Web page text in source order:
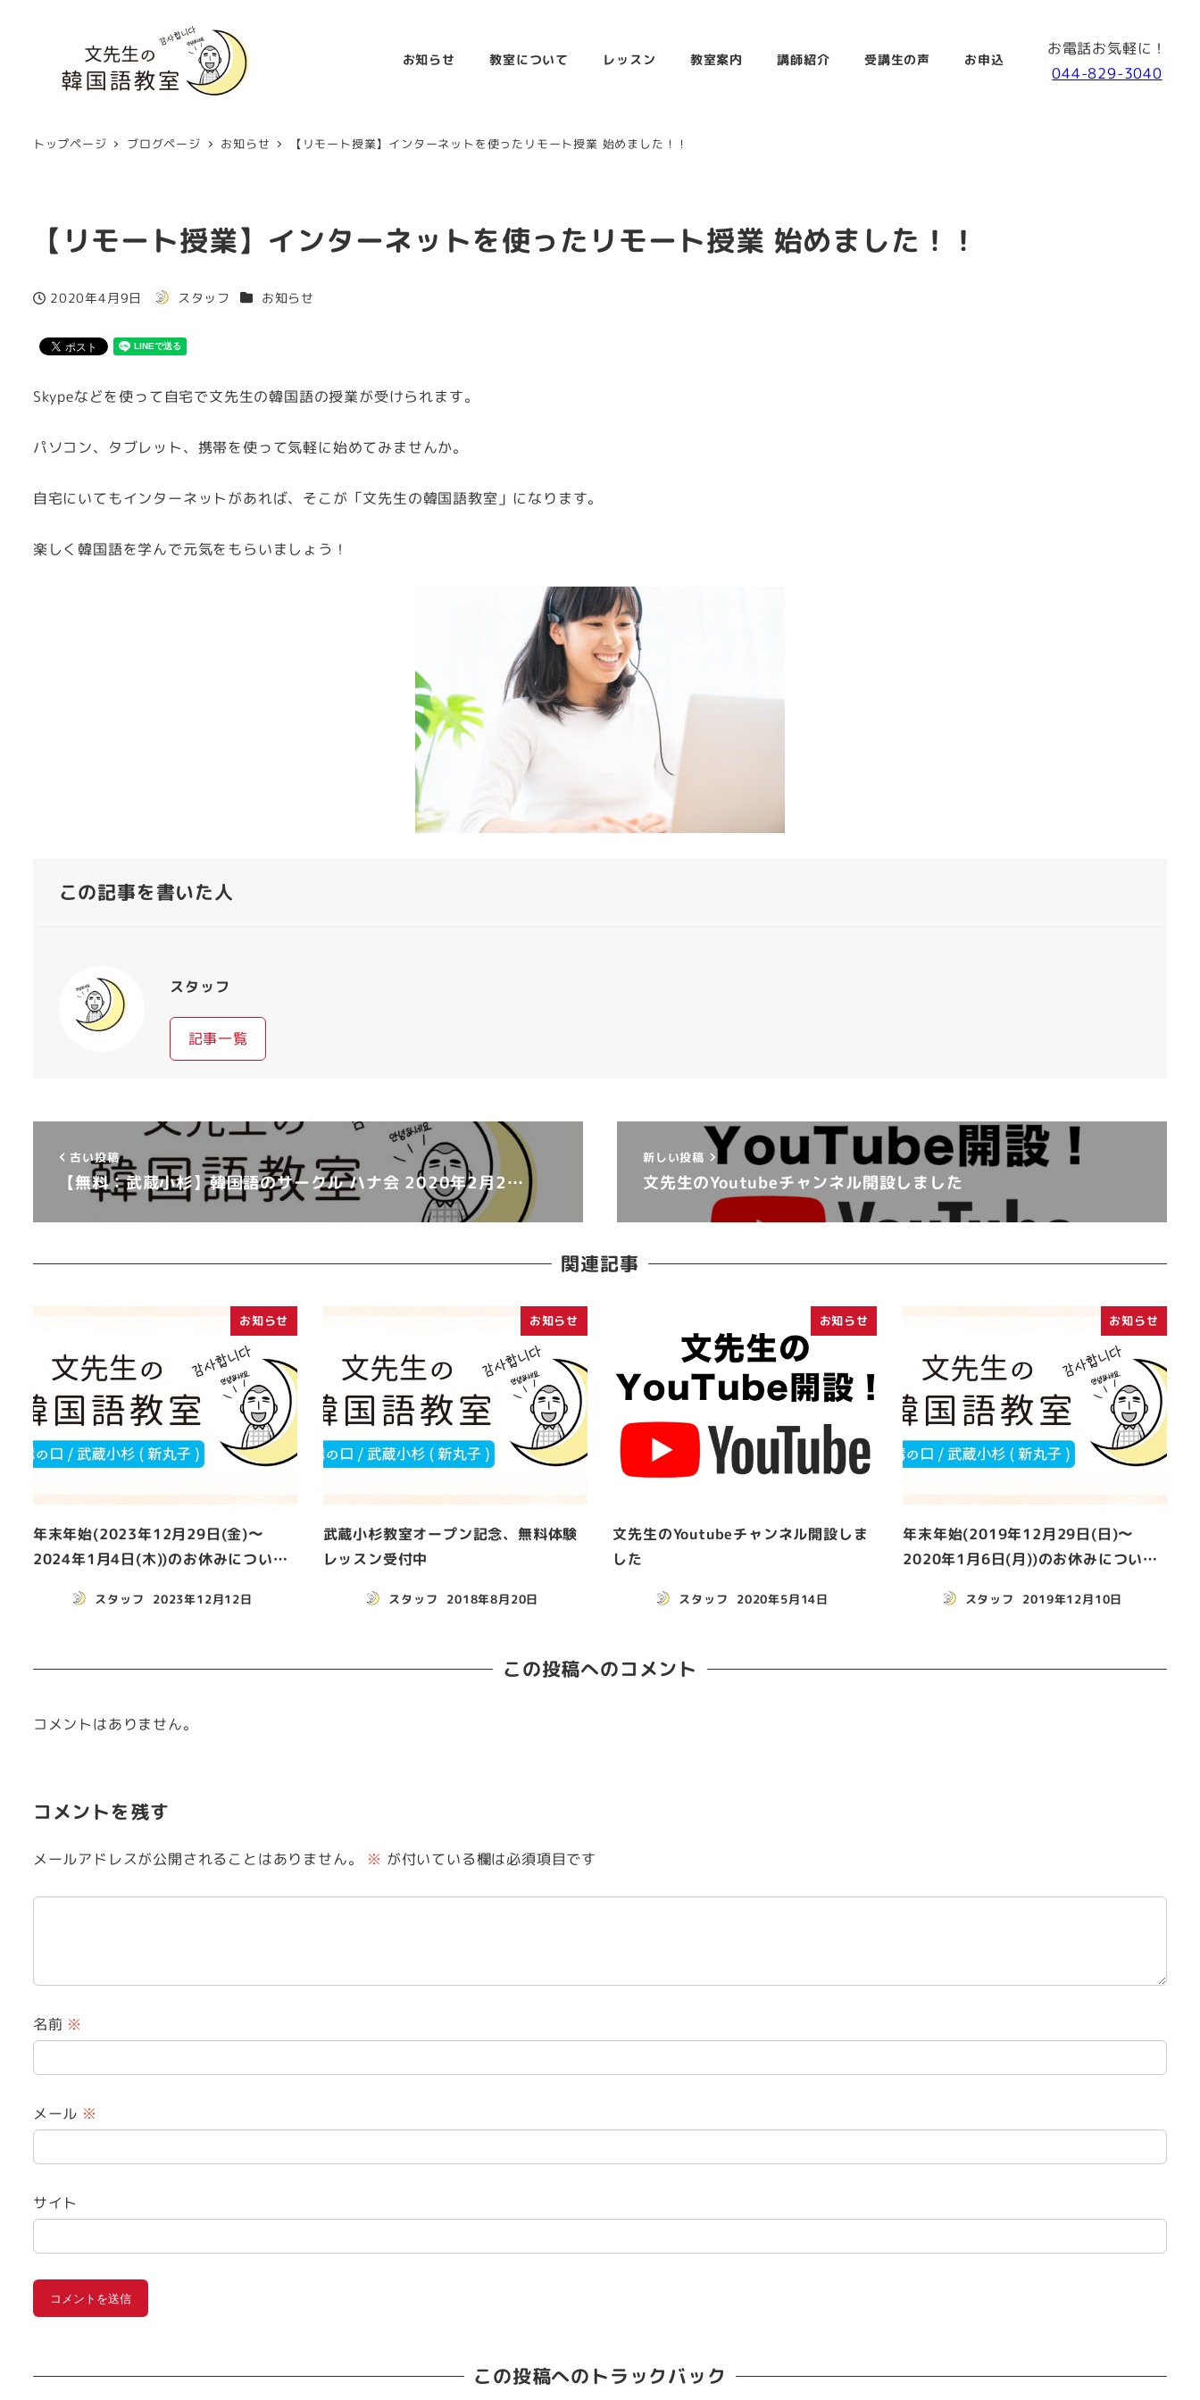
お知らせ 教室について レッスン 教室案内 講師紹介 受講生の声 お申込
お電話お気軽に！
044-829-3040
トップページ ブログページ お知らせ 【リモート授業】インターネットを使ったリモート授業 始めました！！
【リモート授業】インターネットを使ったリモート授業 始めました！！
投稿日
2020年4月9日
著
スタッフ カテゴリー
お知らせ
Skypeなどを使って自宅で文先生の韓国語の授業が受けられます。
パソコン、タブレット、携帯を使って気軽に始めてみませんか。
自宅にいてもインターネットがあれば、そこが「文先生の韓国語教室」になります。
楽しく韓国語を学んで元気をもらいましょう！
この記事を書いた人
スタッフ
記事一覧
古い投稿
【無料：武蔵小杉】韓国語のサークル ハナ会 2020年2月2…
新しい投稿
文先生のYoutubeチャンネル開設しました
関連記事
お知らせ
年末年始(2023年12月29日(金)〜
2024年1月4日(木))のお休みについ…
スタッフ 2023年12月12日
お知らせ
武蔵小杉教室オープン記念、無料体験
レッスン受付中
スタッフ 2018年8月20日
お知らせ
文先生のYoutubeチャンネル開設しま
した
スタッフ 2020年5月14日
お知らせ
年末年始(2019年12月29日(日)〜
2020年1月6日(月))のお休みについ…
スタッフ 2019年12月10日
この投稿へのコメント
コメントはありません。
コメントを残す
メールアドレスが公開されることはありません。 ※ が付いている欄は必須項目です
名前 ※
メール ※
サイト
この投稿へのトラックバック